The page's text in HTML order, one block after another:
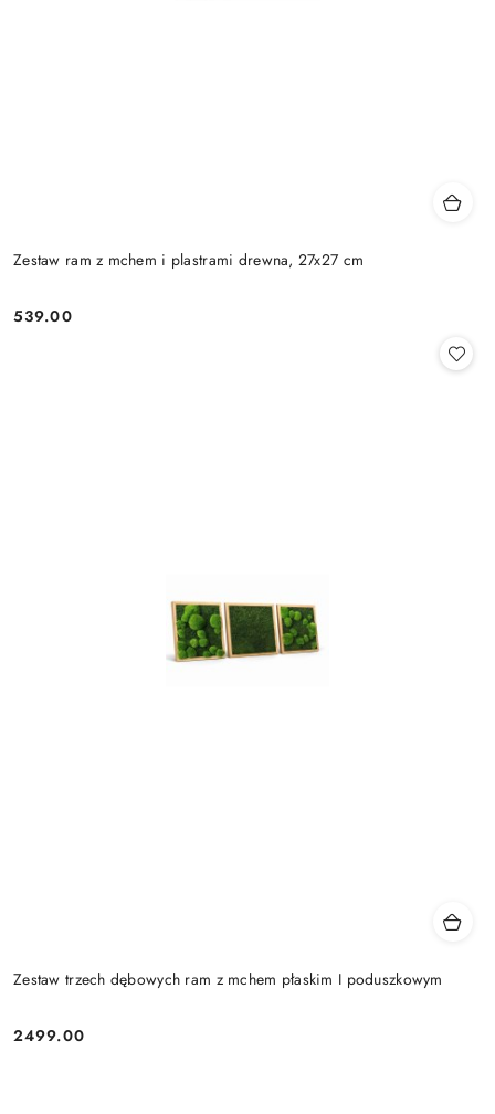
Zestaw ram z mchem i plastrami drewna, 27x27 cm
Cena:
539.00
Zestaw trzech dębowych ram z mchem płaskim I poduszkowym
Cena:
2499.00